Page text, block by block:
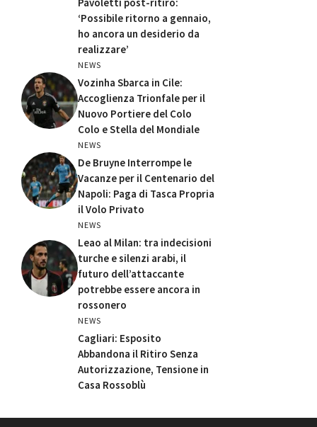
‘Possibile ritorno a gennaio,
ho ancora un desiderio da
realizzare’
NEWS
Vozinha Sbarca in Cile:
Accoglienza Trionfale per il
Nuovo Portiere del Colo
Colo e Stella del Mondiale
NEWS
De Bruyne Interrompe le
Vacanze per il Centenario del
Napoli: Paga di Tasca Propria
il Volo Privato
NEWS
Leao al Milan: tra indecisioni
turche e silenzi arabi, il
futuro dell’attaccante
potrebbe essere ancora in
rossonero
NEWS
Cagliari: Esposito
Abbandona il Ritiro Senza
Autorizzazione, Tensione in
Casa Rossoblù